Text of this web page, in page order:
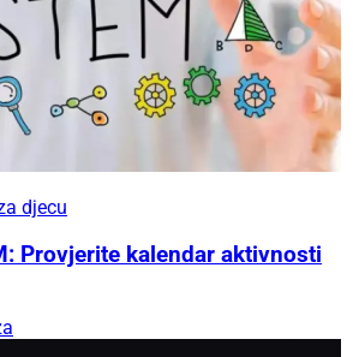
djecu
Provjerite kalendar aktivnosti